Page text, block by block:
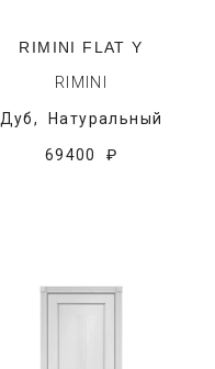
RIMINI FLAT Y
RIMINI
Дуб, Натуральный
69400 ₽